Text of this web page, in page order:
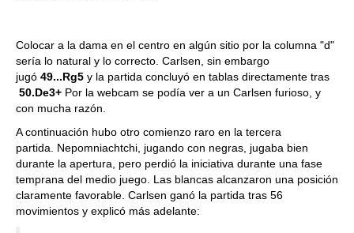
Colocar a la dama en el centro en algún sitio por la columna "d"
sería lo natural y lo correcto. Carlsen, sin embargo
jugó 49...Rg5 y la partida concluyó en tablas directamente tras
50.De3+ Por la webcam se podía ver a un Carlsen furioso, y
con mucha razón.
A continuación hubo otro comienzo raro en la tercera
partida. Nepomniachtchi, jugando con negras, jugaba bien
durante la apertura, pero perdió la iniciativa durante una fase
temprana del medio juego. Las blancas alcanzaron una posición
claramente favorable. Carlsen ganó la partida tras 56
movimientos y explicó más adelante: